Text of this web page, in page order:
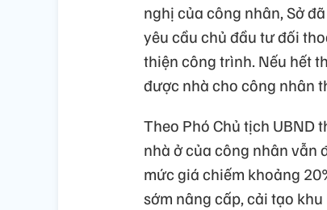
nghị của công nhân, Sở
yêu cầu chủ đầu tư đối
thiện công trình. Nếu hết
được nhà cho công nhân
Theo Phó Chủ tịch UBND
nhà ở của công nhân vẫn
mức giá chiếm khoảng
sớm nâng cấp, cải tạo